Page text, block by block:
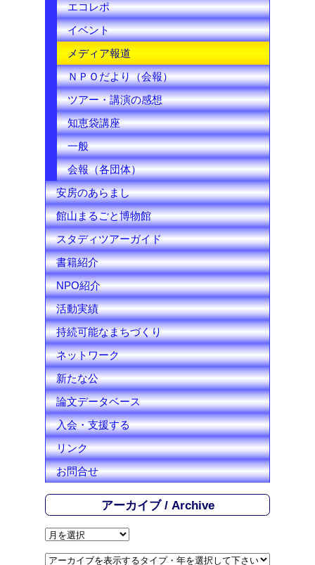
n
e
l
エコレポ
イベント
メディア報道
ＮＰＯだより（会報）
ツアー・講演の感想
知恵袋講座
一般
会報（各団体）
安房のあらまし
館山まるごと博物館
スタディツアーガイド
書籍紹介
NPO紹介
活動実績
持続可能なまちづくり
ネットワーク
新たな公
論文データベース
入会・支援する
リンク
お問合せ
アーカイブ / Archive
ア